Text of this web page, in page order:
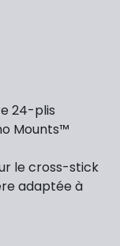
24-plis
Mounts™
le cross-stick
adaptée à